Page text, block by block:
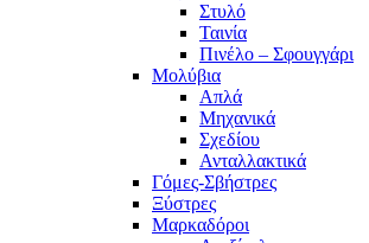
Στυλό
Ταινία
Πινέλο – Σφουγγάρι
Μολύβια
Απλά
Μηχανικά
Σχεδίου
Ανταλλακτικά
Γόμες-Σβήστρες
Ξύστρες
Μαρκαδόροι